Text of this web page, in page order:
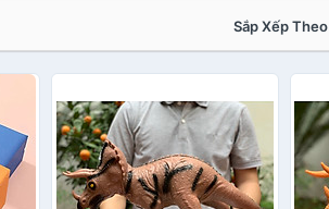
Sắp Xếp Theo